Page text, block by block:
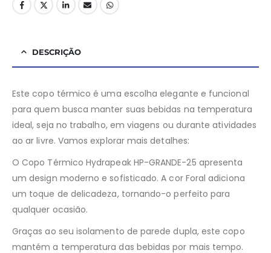
DESCRIÇÃO
Este copo térmico é uma escolha elegante e funcional
para quem busca manter suas bebidas na temperatura
ideal, seja no trabalho, em viagens ou durante atividades
ao ar livre. Vamos explorar mais detalhes:
O Copo Térmico Hydrapeak HP-GRANDE-25 apresenta
um design moderno e sofisticado. A cor Foral adiciona
um toque de delicadeza, tornando-o perfeito para
qualquer ocasião.
Graças ao seu isolamento de parede dupla, este copo
mantém a temperatura das bebidas por mais tempo.